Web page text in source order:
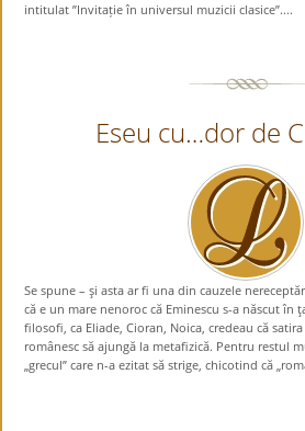
intitulat ”Invitație în universul muzicii clasice”....
Eseu cu…dor de
Se spune – şi asta ar fi una din cauzele
că e un mare nenoroc că Eminescu s-a născut în
filosofi, ca Eliade, Cioran, Noica, credeau că
românesc să ajungă la metafizică. Pentru restul
„grecul” care n-a ezitat să strige, chicotind că